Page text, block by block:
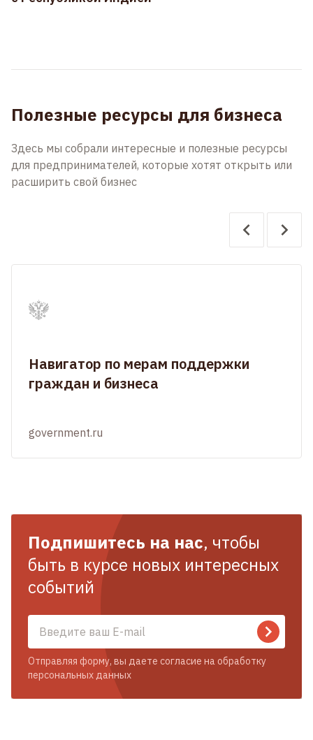
Полезные ресурсы для бизнеса
Здесь мы собрали интересные и полезные ресурсы
для предпринимателей, которые хотят открыть или
расширить свой бизнес
Навигатор по мерам поддержки
граждан и бизнеса
government.ru
Подпишитесь на нас, чтобы
быть в курсе новых интересных
событий
Отправляя форму, вы даете согласие на обработку
персональных данных